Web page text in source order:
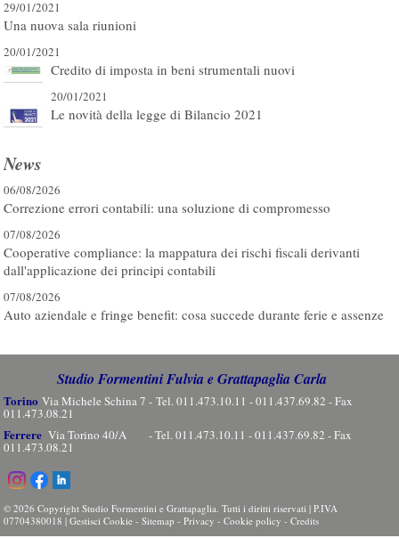
29/01/2021
Una nuova sala riunioni
20/01/2021
Credito di imposta in beni strumentali nuovi
20/01/2021
Le novità della legge di Bilancio 2021
News
06/08/2026
Correzione errori contabili: una soluzione di compromesso
07/08/2026
Cooperative compliance: la mappatura dei rischi fiscali derivanti
dall'applicazione dei principi contabili
07/08/2026
Auto aziendale e fringe benefit: cosa succede durante ferie e assenze
Studio Formentini Fulvia e Grattapaglia Carla
Torino Via Michele Schina 7 - Tel. 011.473.10.11 - 011.437.69.82 - Fax
011.473.08.21
Ferrere Via Torino 40/A - Tel. 011.473.10.11 - 011.437.69.82 - Fax
011.473.08.21
© 2026 Copyright Studio Formentini e Grattapaglia. Tutti i diritti riservati | P.IVA
07704380018 |Gestisci Cookie -Sitemap -Privacy -Cookie policy -Credits